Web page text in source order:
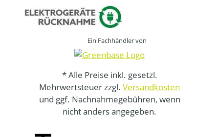
Ein Fachhändler von
* Alle Preise inkl. gesetzl.
Mehrwertsteuer zzgl. Versandkosten
und ggf. Nachnahmegebühren, wenn
nicht anders angegeben.